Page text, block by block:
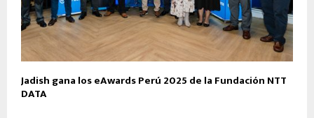
Jadish gana los eAwards Perú 2025 de la Fundación NTT
DATA